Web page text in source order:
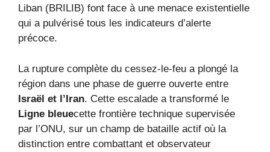
Liban (BRILIB) font face à une menace existentielle
qui a pulvérisé tous les indicateurs d’alerte
précoce.
La rupture complète du cessez-le-feu a plongé la
région dans une phase de guerre ouverte entre
Israël et l’Iran. Cette escalade a transformé le
Ligne bleuecette frontière technique supervisée
par l’ONU, sur un champ de bataille actif où la
distinction entre combattant et observateur